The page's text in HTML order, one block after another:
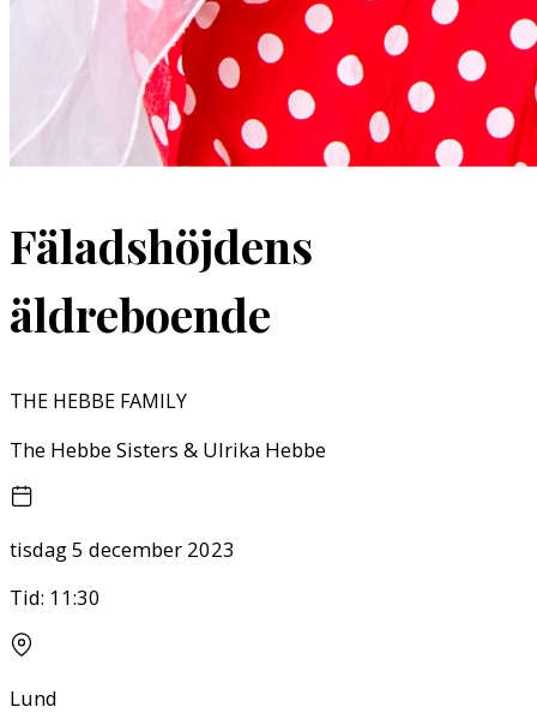
Fäladshöjdens
äldreboende
THE HEBBE FAMILY
The Hebbe Sisters & Ulrika Hebbe
tisdag 5 december 2023
Tid: 11:30
Lund